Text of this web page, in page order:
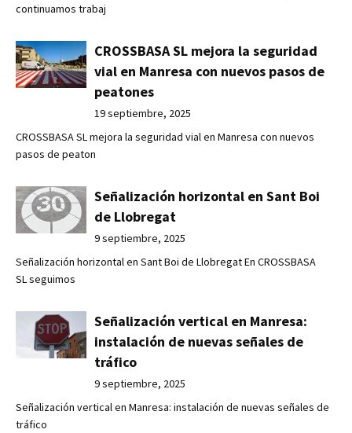
continuamos trabaj
CROSSBASA SL mejora la seguridad
vial en Manresa con nuevos pasos de
peatones
19 septiembre, 2025
CROSSBASA SL mejora la seguridad vial en Manresa con nuevos
pasos de peaton
Señalización horizontal en Sant Boi
de Llobregat
9 septiembre, 2025
Señalización horizontal en Sant Boi de Llobregat En CROSSBASA
SL seguimos
Señalización vertical en Manresa:
instalación de nuevas señales de
tráfico
9 septiembre, 2025
Señalización vertical en Manresa: instalación de nuevas señales de
tráfico